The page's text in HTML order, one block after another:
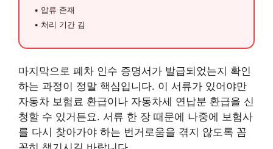
• 압류 존재
• 처리 기간 김
마지막으로 폐차 인수 증명서가 발급되었는지 확인
하는 과정이 정말 핵심입니다. 이 서류가 있어야만
자동차 보험료 환급이나 자동차세 연납분 환급을 신
청할 수 있거든요. 서류 한 장 때문에 나중에 보험사
를 다시 찾아가야 하는 번거로움을 겪지 않도록 꼼